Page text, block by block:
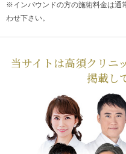
※インバウンドの方の施術料金は通
わせ下さい。
当サイトは高須クリニ
掲載し